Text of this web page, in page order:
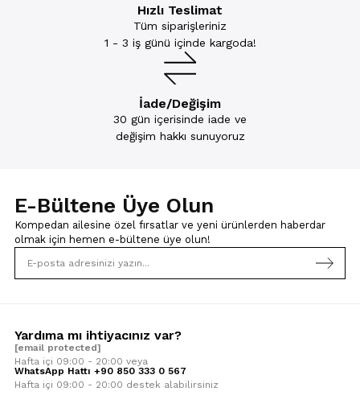
Hızlı Teslimat
Tüm siparişleriniz
1 - 3 iş günü içinde kargoda!
İade/Değişim
30 gün içerisinde iade ve
değişim hakkı sunuyoruz
E-Bültene Üye Olun
Kompedan ailesine özel fırsatlar ve yeni ürünlerden haberdar
olmak için hemen e-bültene üye olun!
Yardıma mı ihtiyacınız var?
[email protected]
Hafta içi 09:00 - 20:00 veya
WhatsApp Hattı +90 850 333 0 567
Hafta içi 09:00 - 20:00 destek alabilirsiniz